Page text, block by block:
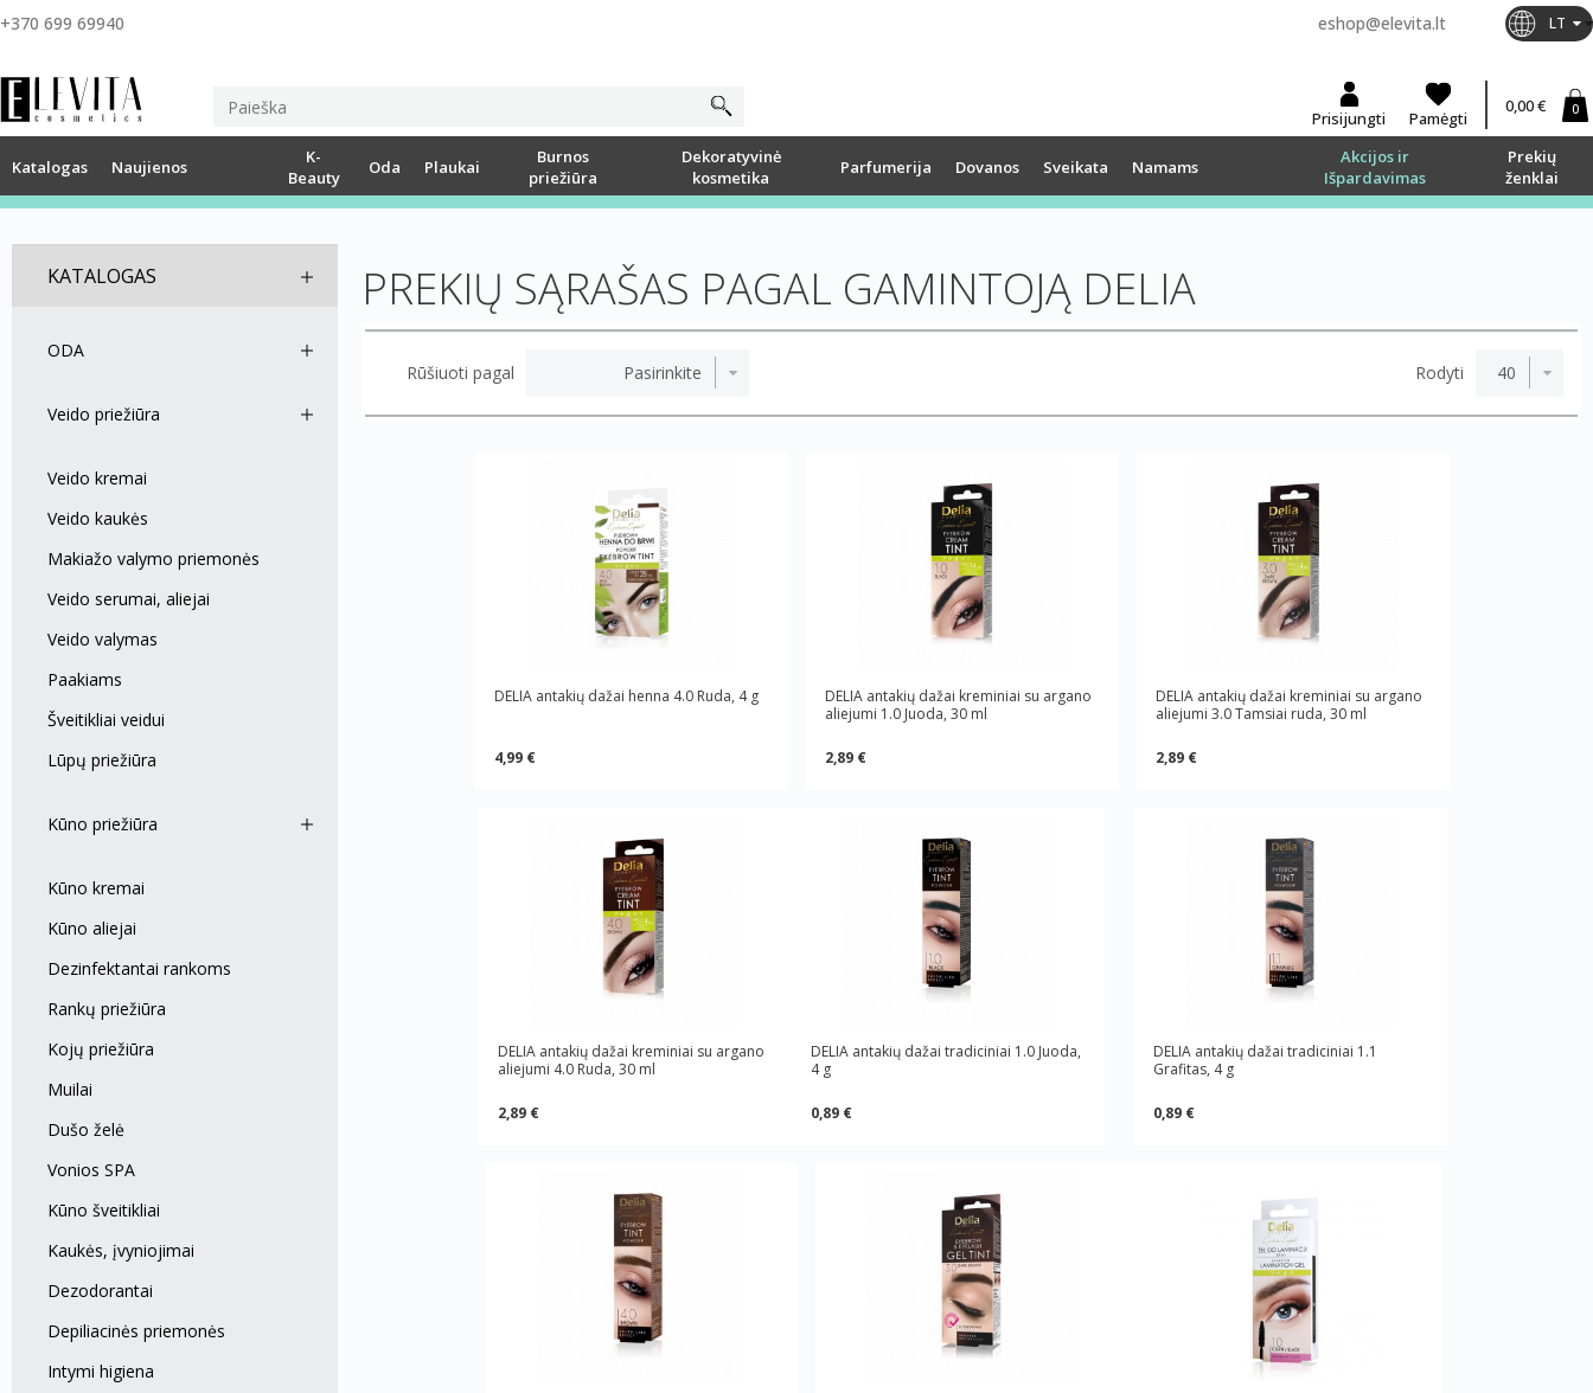
+370 699 69940 eshop@elevita.lt LT
Prisijungti Pamėgti
0,00 € 0
Katalogas Naujienos
K-
Beauty
Oda Plaukai
Burnos
priežiūra
Dekoratyvinė
kosmetika
Parfumerija Dovanos Sveikata Namams
Akcijos ir
Išpardavimas
Prekių
ženklai
KATALOGAS
ODA
Veido priežiūra
Veido kremai
Veido kaukės
Makiažo valymo priemonės
Veido serumai, aliejai
Veido valymas
Paakiams
Šveitikliai veidui
Lūpų priežiūra
Kūno priežiūra
Kūno kremai
Kūno aliejai
Dezinfektantai rankoms
Rankų priežiūra
Kojų priežiūra
Muilai
Dušo želė
Vonios SPA
Kūno šveitikliai
Kaukės, įvyniojimai
Dezodorantai
Depiliacinės priemonės
Intymi higiena
PREKIŲ SĄRAŠAS PAGAL GAMINTOJĄ DELIA
Rūšiuoti pagal Rodyti
DELIA antakių dažai henna 4.0 Ruda, 4 g
4,99 €
DELIA antakių dažai kreminiai su argano
aliejumi 1.0 Juoda, 30 ml
2,89 €
DELIA antakių dažai kreminiai su argano
aliejumi 3.0 Tamsiai ruda, 30 ml
2,89 €
DELIA antakių dažai kreminiai su argano
aliejumi 4.0 Ruda, 30 ml
2,89 €
DELIA antakių dažai tradiciniai 1.0 Juoda,
4 g
0,89 €
DELIA antakių dažai tradiciniai 1.1
Grafitas, 4 g
0,89 €